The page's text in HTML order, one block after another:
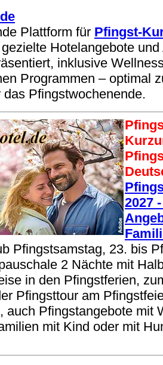
Plattform für Pfingst-
Hotelangebote
inklusive
Programmen – optimal
Pfingstwochenende.
2027
Pfingstsamstag, 23. bis
2 Nächte mit
in den Pfingstferien,
Pfingsttour am
auch Pfingstangebote mit
mit Kind oder mit